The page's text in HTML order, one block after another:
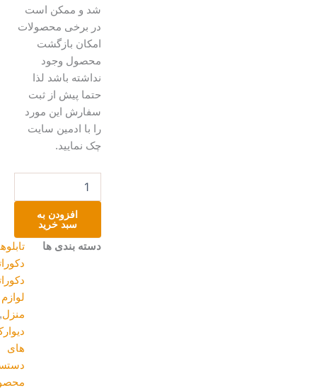
شد و ممکن است
در برخی محصولات
امکان بازگشت
محصول وجود
نداشته باشد لذا
حتما پیش از ثبت
سفارش این مورد
را با ادمین سایت
چک نمایید.
افزودن به
سبد خرید
دسته بندی ها
تابلوهای
دکوراتیو,
دکوراتیو و
لوازم
منزل,
دیوارکوب
دستساز,
محصولات